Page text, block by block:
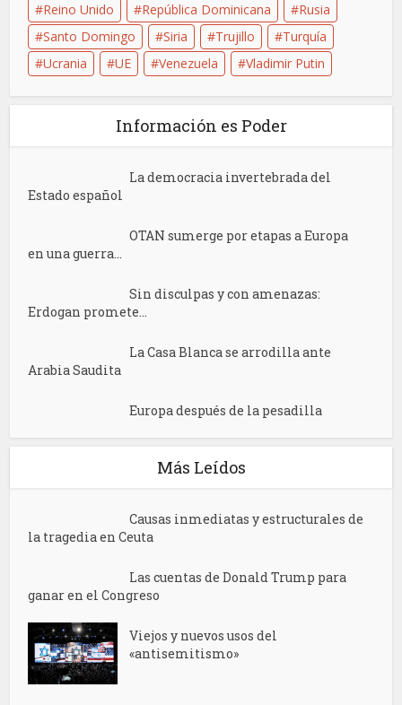
Reino Unido
República Dominicana
Rusia
Santo Domingo
Siria Trujillo
Turquía
Ucrania
UE Venezuela Vladimir Putin
Información es Poder
La democracia invertebrada del
Estado español
OTAN sumerge por etapas a Europa
en una guerra...
Sin disculpas y con amenazas:
Erdogan promete...
La Casa Blanca se arrodilla ante
Arabia Saudita
Europa después de la pesadilla
Más Leídos
Causas inmediatas y estructurales de
la tragedia en Ceuta
Las cuentas de Donald Trump para
ganar en el Congreso
Viejos y nuevos usos del
«antisemitismo»